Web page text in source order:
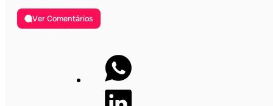
Ver Comentários